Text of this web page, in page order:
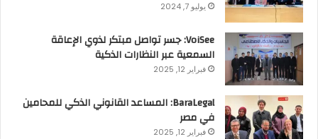
يوليو 7, 2024
VoiSee: جسر تواصل مبتكر لذوي الإعاقة
السمعية عبر النظارات الذكية
فبراير 12, 2025
BaraLegal: المساعد القانوني الذكي للمحامين
في مصر
فبراير 12, 2025